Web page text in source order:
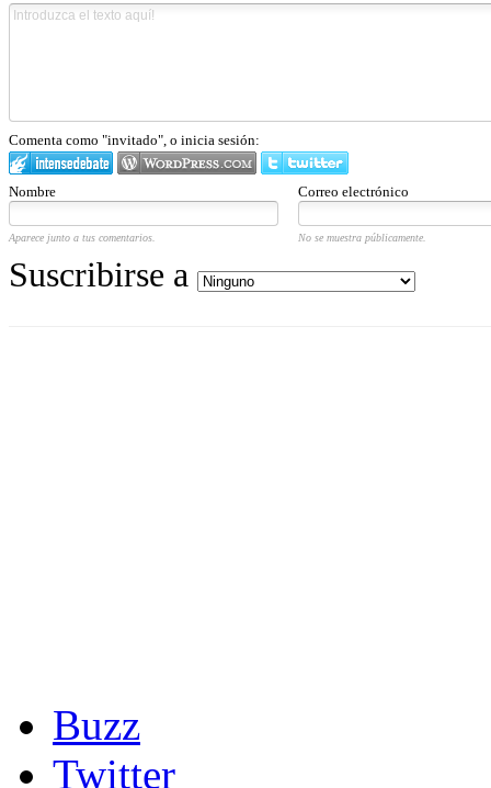
Comenta como "invitado", o inicia sesión:
Nombre Correo electrónico
Aparece junto a tus comentarios. No se muestra públicamente.
Suscribirse a
Buzz
Twitter